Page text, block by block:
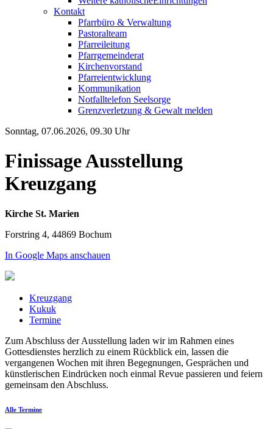
Kontakt
Pfarrbüro & Verwaltung
Pastoralteam
Pfarreileitung
Pfarrgemeinderat
Kirchenvorstand
Pfarreientwicklung
Kommunikation
Notfalltelefon Seelsorge
Grenzverletzung & Gewalt melden
Sonntag, 07.06.2026, 09.30 Uhr
Finissage Ausstellung
Kreuzgang
Kirche St. Marien
Forstring 4, 44869 Bochum
In Google Maps anschauen
Kreuzgang
Kukuk
Termine
Zum Abschluss der Ausstellung laden wir im Rahmen eines
Gottesdienstes herzlich zu einem Rückblick ein, lassen die
vergangenen Wochen mit ihren Begegnungen, Gesprächen und
künstlerischen Eindrücken noch einmal Revue passieren und feiern
gemeinsam den Abschluss.
Alle Termine